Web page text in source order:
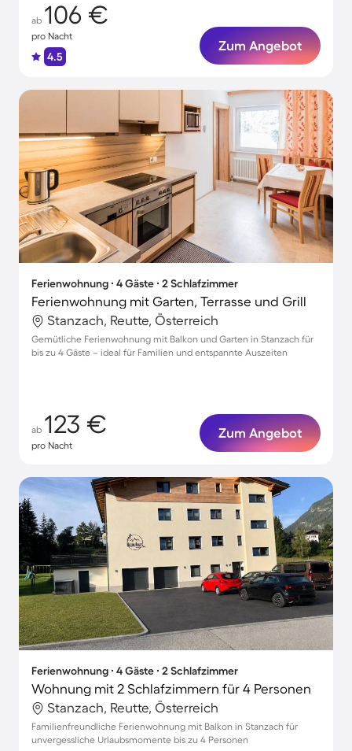
ab 106 €
pro Nacht
4.5
Zum Angebot
Ferienwohnung ∙ 4 Gäste ∙ 2 Schlafzimmer
Ferienwohnung mit Garten, Terrasse und Grill
Stanzach, Reutte, Österreich
Gemütliche Ferienwohnung mit Balkon und Garten in Stanzach für
bis zu 4 Gäste – ideal für Familien und entspannte Auszeiten
ab 123 €
pro Nacht
Zum Angebot
Ferienwohnung ∙ 4 Gäste ∙ 2 Schlafzimmer
Wohnung mit 2 Schlafzimmern für 4 Personen
Stanzach, Reutte, Österreich
Familienfreundliche Ferienwohnung mit Balkon in Stanzach für
unvergessliche Urlaubsmomente bis zu 4 Personen